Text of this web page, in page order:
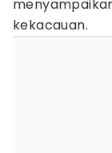
kekacauan.